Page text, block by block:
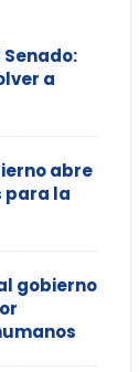
Senado:
a
abre
para la
gobierno